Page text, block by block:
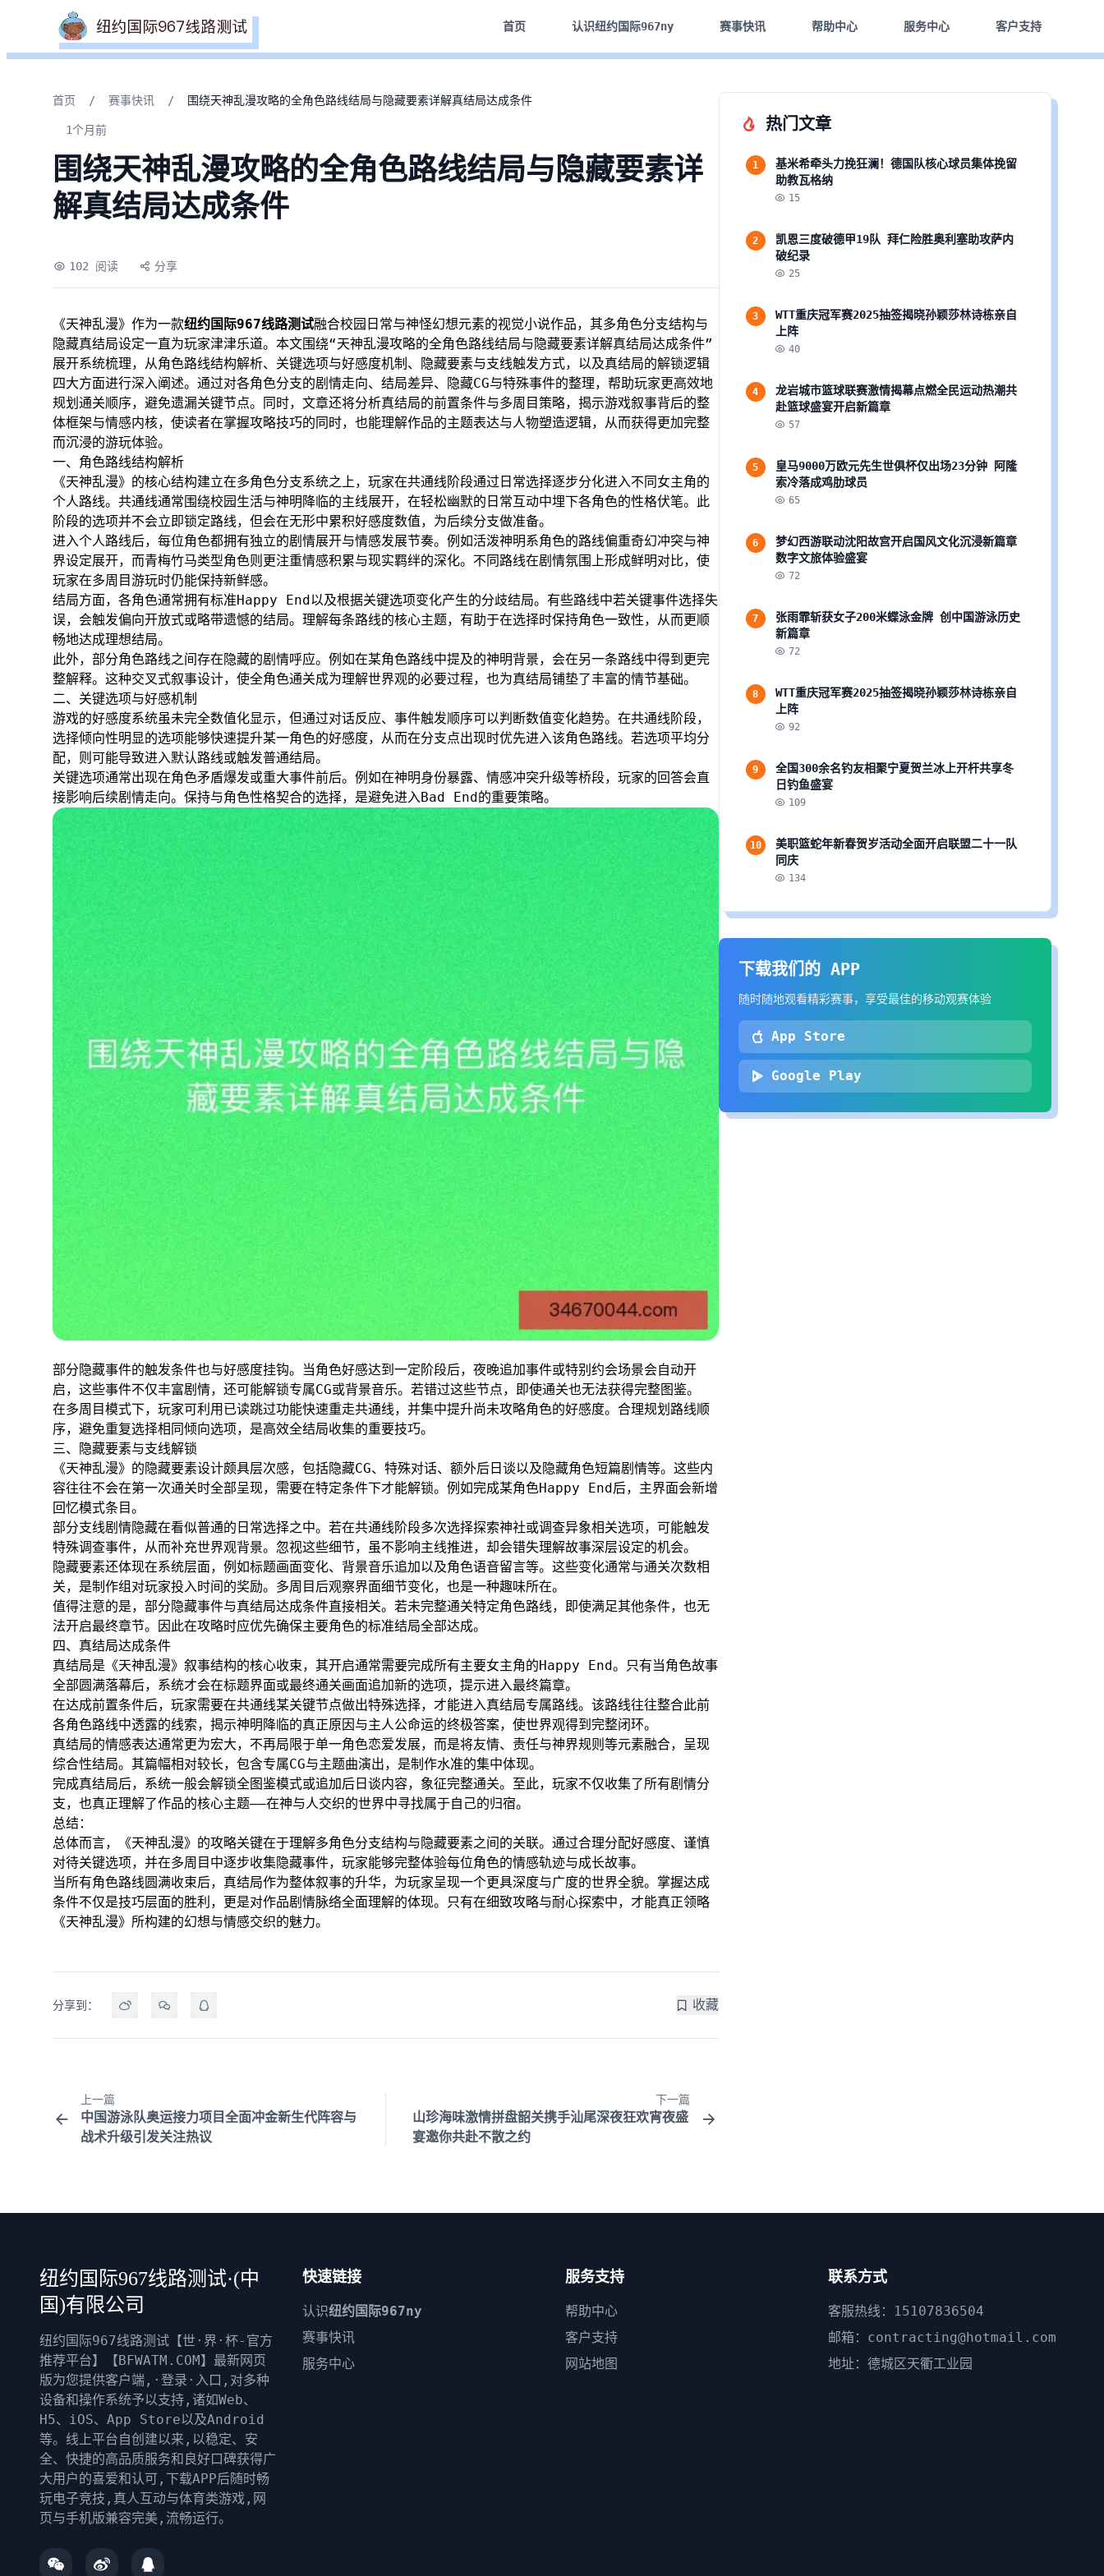
首页 认识纽约国际967ny 赛事快讯 帮助中心 服务中心 客户支持
首页 / 赛事快讯 / 围绕天神乱漫攻略的全角色路线结局与隐藏要素详解真结局达成条件
1个月前
围绕天神乱漫攻略的全角色路线结局与隐藏要素详
解真结局达成条件
102 阅读 分享
《天神乱漫》作为一款纽约国际967线路测试融合校园日常与神怪幻想元素的视觉小说作品，其多角色分支结构与
隐藏真结局设定一直为玩家津津乐道。本文围绕“天神乱漫攻略的全角色路线结局与隐藏要素详解真结局达成条件”
展开系统梳理，从角色路线结构解析、关键选项与好感度机制、隐藏要素与支线触发方式，以及真结局的解锁逻辑
四大方面进行深入阐述。通过对各角色分支的剧情走向、结局差异、隐藏CG与特殊事件的整理，帮助玩家更高效地
规划通关顺序，避免遗漏关键节点。同时，文章还将分析真结局的前置条件与多周目策略，揭示游戏叙事背后的整
体框架与情感内核，使读者在掌握攻略技巧的同时，也能理解作品的主题表达与人物塑造逻辑，从而获得更加完整
而沉浸的游玩体验。
一、角色路线结构解析
《天神乱漫》的核心结构建立在多角色分支系统之上，玩家在共通线阶段通过日常选择逐步分化进入不同女主角的
个人路线。共通线通常围绕校园生活与神明降临的主线展开，在轻松幽默的日常互动中埋下各角色的性格伏笔。此
阶段的选项并不会立即锁定路线，但会在无形中累积好感度数值，为后续分支做准备。
进入个人路线后，每位角色都拥有独立的剧情展开与情感发展节奏。例如活泼神明系角色的路线偏重奇幻冲突与神
界设定展开，而青梅竹马类型角色则更注重情感积累与现实羁绊的深化。不同路线在剧情氛围上形成鲜明对比，使
玩家在多周目游玩时仍能保持新鲜感。
结局方面，各角色通常拥有标准Happy End以及根据关键选项变化产生的分歧结局。有些路线中若关键事件选择失
误，会触发偏向开放式或略带遗憾的结局。理解每条路线的核心主题，有助于在选择时保持角色一致性，从而更顺
畅地达成理想结局。
此外，部分角色路线之间存在隐藏的剧情呼应。例如在某角色路线中提及的神明背景，会在另一条路线中得到更完
整解释。这种交叉式叙事设计，使全角色通关成为理解世界观的必要过程，也为真结局铺垫了丰富的情节基础。
二、关键选项与好感机制
游戏的好感度系统虽未完全数值化显示，但通过对话反应、事件触发顺序可以判断数值变化趋势。在共通线阶段，
选择倾向性明显的选项能够快速提升某一角色的好感度，从而在分支点出现时优先进入该角色路线。若选项平均分
配，则可能导致进入默认路线或触发普通结局。
关键选项通常出现在角色矛盾爆发或重大事件前后。例如在神明身份暴露、情感冲突升级等桥段，玩家的回答会直
接影响后续剧情走向。保持与角色性格契合的选择，是避免进入Bad End的重要策略。
部分隐藏事件的触发条件也与好感度挂钩。当角色好感达到一定阶段后，夜晚追加事件或特别约会场景会自动开
启，这些事件不仅丰富剧情，还可能解锁专属CG或背景音乐。若错过这些节点，即使通关也无法获得完整图鉴。
在多周目模式下，玩家可利用已读跳过功能快速重走共通线，并集中提升尚未攻略角色的好感度。合理规划路线顺
序，避免重复选择相同倾向选项，是高效全结局收集的重要技巧。
三、隐藏要素与支线解锁
《天神乱漫》的隐藏要素设计颇具层次感，包括隐藏CG、特殊对话、额外后日谈以及隐藏角色短篇剧情等。这些内
容往往不会在第一次通关时全部呈现，需要在特定条件下才能解锁。例如完成某角色Happy End后，主界面会新增
回忆模式条目。
部分支线剧情隐藏在看似普通的日常选择之中。若在共通线阶段多次选择探索神社或调查异象相关选项，可能触发
特殊调查事件，从而补充世界观背景。忽视这些细节，虽不影响主线推进，却会错失理解故事深层设定的机会。
隐藏要素还体现在系统层面，例如标题画面变化、背景音乐追加以及角色语音留言等。这些变化通常与通关次数相
关，是制作组对玩家投入时间的奖励。多周目后观察界面细节变化，也是一种趣味所在。
值得注意的是，部分隐藏事件与真结局达成条件直接相关。若未完整通关特定角色路线，即使满足其他条件，也无
法开启最终章节。因此在攻略时应优先确保主要角色的标准结局全部达成。
四、真结局达成条件
真结局是《天神乱漫》叙事结构的核心收束，其开启通常需要完成所有主要女主角的Happy End。只有当角色故事
全部圆满落幕后，系统才会在标题界面或最终通关画面追加新的选项，提示进入最终篇章。
在达成前置条件后，玩家需要在共通线某关键节点做出特殊选择，才能进入真结局专属路线。该路线往往整合此前
各角色路线中透露的线索，揭示神明降临的真正原因与主人公命运的终极答案，使世界观得到完整闭环。
真结局的情感表达通常更为宏大，不再局限于单一角色恋爱发展，而是将友情、责任与神界规则等元素融合，呈现
综合性结局。其篇幅相对较长，包含专属CG与主题曲演出，是制作水准的集中体现。
完成真结局后，系统一般会解锁全图鉴模式或追加后日谈内容，象征完整通关。至此，玩家不仅收集了所有剧情分
支，也真正理解了作品的核心主题——在神与人交织的世界中寻找属于自己的归宿。
总结：
总体而言，《天神乱漫》的攻略关键在于理解多角色分支结构与隐藏要素之间的关联。通过合理分配好感度、谨慎
对待关键选项，并在多周目中逐步收集隐藏事件，玩家能够完整体验每位角色的情感轨迹与成长故事。
当所有角色路线圆满收束后，真结局作为整体叙事的升华，为玩家呈现一个更具深度与广度的世界全貌。掌握达成
条件不仅是技巧层面的胜利，更是对作品剧情脉络全面理解的体现。只有在细致攻略与耐心探索中，才能真正领略
《天神乱漫》所构建的幻想与情感交织的魅力。
分享到： 收藏
上一篇
中国游泳队奥运接力项目全面冲金新生代阵容与
战术升级引发关注热议
下一篇
山珍海味激情拼盘韶关携手汕尾深夜狂欢宵夜盛
宴邀你共赴不散之约
热门文章
1
基米希牵头力挽狂澜！德国队核心球员集体挽留
助教瓦格纳
15
2
凯恩三度破德甲19队 拜仁险胜奥利塞助攻萨内
破纪录
25
3
WTT重庆冠军赛2025抽签揭晓孙颖莎林诗栋亲自
上阵
40
4
龙岩城市篮球联赛激情揭幕点燃全民运动热潮共
赴篮球盛宴开启新篇章
57
5
皇马9000万欧元先生世俱杯仅出场23分钟 阿隆
索冷落成鸡肋球员
65
6
梦幻西游联动沈阳故宫开启国风文化沉浸新篇章
数字文旅体验盛宴
72
7
张雨霏斩获女子200米蝶泳金牌 创中国游泳历史
新篇章
72
8
WTT重庆冠军赛2025抽签揭晓孙颖莎林诗栋亲自
上阵
92
9
全国300余名钓友相聚宁夏贺兰冰上开杆共享冬
日钓鱼盛宴
109
10
美职篮蛇年新春贺岁活动全面开启联盟二十一队
同庆
134
下载我们的 APP
随时随地观看精彩赛事，享受最佳的移动观赛体验
App Store
Google Play
纽约国际967线路测试·(中
国)有限公司
纽约国际967线路测试【世·界·杯-官方
推荐平台】【BFWATM.COM】最新网页
版为您提供客户端,·登录·入口,对多种
设备和操作系统予以支持,诸如Web、
H5、iOS、App Store以及Android
等。线上平台自创建以来,以稳定、安
全、快捷的高品质服务和良好口碑获得广
大用户的喜爱和认可,下载APP后随时畅
玩电子竞技,真人互动与体育类游戏,网
页与手机版兼容完美,流畅运行。
快速链接
认识纽约国际967ny
赛事快讯
服务中心
服务支持
帮助中心
客户支持
网站地图
联系方式
客服热线：15107836504
邮箱：contracting@hotmail.com
地址：德城区天衢工业园